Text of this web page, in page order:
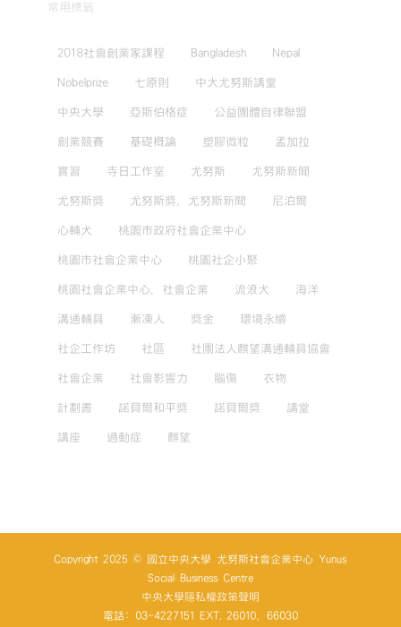
常用標籤
2018社會創業家課程 Bangladesh Nepal
Nobelprize 七原則 中大尤努斯講堂
中央大學 亞斯伯格症 公益團體自律聯盟
創業競賽 基礎概論 塑膠微粒 孟加拉
實習 寺日工作室 尤努斯 尤努斯新聞
尤努斯獎 尤努斯獎，尤努斯新聞 尼泊爾
心輔犬 桃園市政府社會企業中心
桃園市社會企業中心 桃園社企小聚
桃園社會企業中心，社會企業 流浪犬 海洋
溝通輔具 漸凍人 獎金 環境永續
社企工作坊 社區 社團法人麒望溝通輔具協會
社會企業 社會影響力 腦傷 衣物
計劃書 諾貝爾和平獎 諾貝爾獎 講堂
講座 過動症 麒望
Copyright 2025 © 國立中央大學 尤努斯社會企業中心 Yunus
Social Business Centre
中央大學隱私權政策聲明
電話: 03-4227151 EXT. 26010、66030